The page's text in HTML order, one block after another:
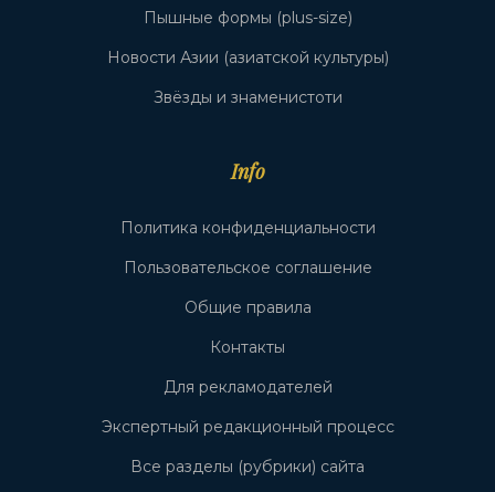
Пышные формы (plus-size)
Новости Азии (азиатской культуры)
Звёзды и знаменистоти
Info
Политика конфиденциальности
Пользовательское соглашение
Общие правила
Контакты
Для рекламодателей
Экспертный редакционный процесс
Все разделы (рубрики) сайта